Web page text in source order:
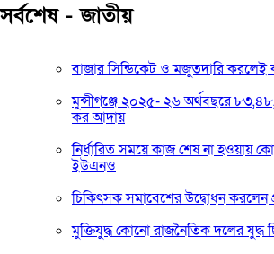
সর্বশেষ - জাতীয়
বাজার সিন্ডিকেট ও মজুতদারি করলেই
মুন্সীগঞ্জে ২০২৫- ২৬ অর্থবছরে
কর আদায়
নির্ধারিত সময়ে কাজ শেষ না হওয়ায়
ইউএনও
চিকিৎসক সমাবেশের উদ্বোধন করলেন
মুক্তিযুদ্ধ কোনো রাজনৈতিক দলের যুদ্ধ